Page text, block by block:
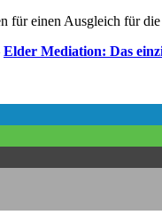
für einen Ausgleich für
Elder Mediation: Das